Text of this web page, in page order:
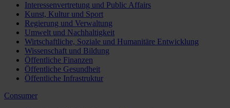
Interessenvertretung und Public Affairs
Kunst, Kultur und Sport
Regierung und Verwaltung
Umwelt und Nachhaltigkeit
Wirtschaftliche, Soziale und Humanitäre Entwicklung
Wissenschaft und Bildung
Öffentliche Finanzen
Öffentliche Gesundheit
Öffentliche Infrastruktur
Consumer